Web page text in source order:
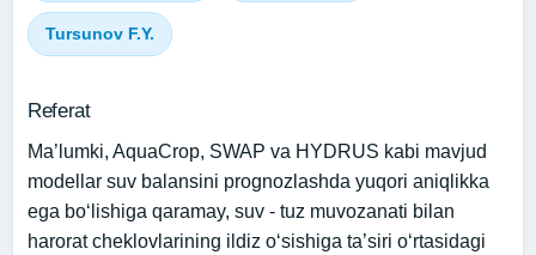
Tursunov F.Y.
Referat
Ma’lumki, AquaCrop, SWAP va HYDRUS kabi mavjud
modellar suv balansini prognozlashda yuqori aniqlikka
ega bo‘lishiga qaramay, suv - tuz muvozanati bilan
harorat cheklovlarining ildiz o‘sishiga ta’siri o‘rtasidagi